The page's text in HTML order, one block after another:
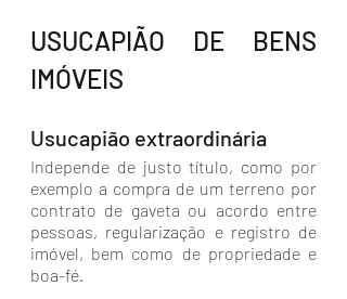
USUCAPIÃO DE BENS
IMÓVEIS
Usucapião extraordinária
Independe de justo título, como por
exemplo a compra de um terreno por
contrato de gaveta ou acordo entre
pessoas, regularização e registro de
imóvel, bem como de propriedade e
boa-fé.